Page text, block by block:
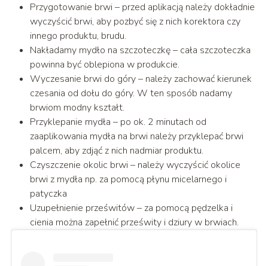
Przygotowanie brwi – przed aplikacją należy dokładnie
wyczyścić brwi, aby pozbyć się z nich korektora czy
innego produktu, brudu.
Nakładamy mydło na szczoteczkę – cała szczoteczka
powinna być oblepiona w produkcie.
Wyczesanie brwi do góry – należy zachować kierunek
czesania od dołu do góry. W ten sposób nadamy
brwiom modny kształt.
Przyklepanie mydła – po ok. 2 minutach od
zaaplikowania mydła na brwi należy przyklepać brwi
palcem, aby zdjąć z nich nadmiar produktu.
Czyszczenie okolic brwi – należy wyczyścić okolice
brwi z mydła np. za pomocą płynu micelarnego i
patyczka
Uzupełnienie prześwitów – za pomocą pędzelka i
cienia można zapełnić prześwity i dziury w brwiach.